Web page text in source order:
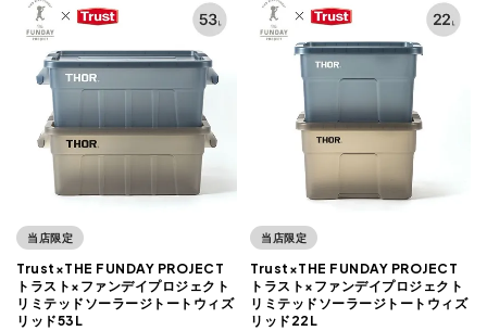
当店限定
Trust×THE FUNDAY PROJECT
トラスト×ファンデイプロジェクト
リミテッドソーラージトートウィズ
リッド53L
当店限定
Trust×THE FUNDAY PROJECT
トラスト×ファンデイプロジェクト
リミテッドソーラージトートウィズ
リッド22L